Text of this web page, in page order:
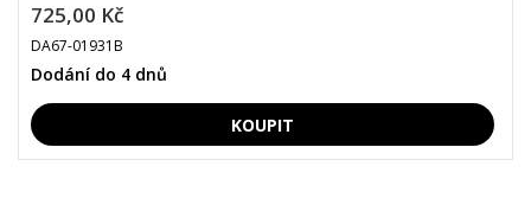
725,00 Kč
DA67-01931B
Dodání do 4 dnů